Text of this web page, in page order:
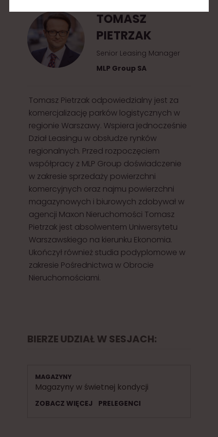
TOMASZ
PIETRZAK
Senior Leasing Manager
MLP Group SA
Tomasz Pietrzak odpowiedzialny jest za
komercjalizację parków logistycznych w
regionie Warszawy. Wspiera jednocześnie
Dział Leasingu w obsłudze rynków
regionalnych. Przed rozpoczęciem
współpracy z MLP Group doświadczenie
w zakresie sprzedaży powierzchni
komercyjnych oraz najmu powierzchni
magazynowych i biurowych zdobywał w
agencji Maxon Nieruchomości Tomasz
Pietrzak jest absolwentem Uniwersytetu
Warszawskiego na kierunku Ekonomia.
Ukończył również studia podyplomowe w
zakresie Pośrednictwa w Obrocie
Nieruchomościami.
BIERZE UDZIAŁ W SESJACH:
MAGAZYNY
Magazyny w świetnej kondycji
ZOBACZ WIĘCEJ PRELEGENCI